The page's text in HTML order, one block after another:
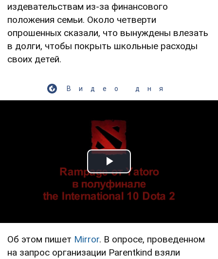
издевательствам из-за финансового
положения семьи. Около четверти
опрошенных сказали, что вынуждены влезать
в долги, чтобы покрыть школьные расходы
своих детей.
Видео дня
Play Video
Об этом пишет Mirror. В опросе, проведенном
на запрос организации Parentkind взяли